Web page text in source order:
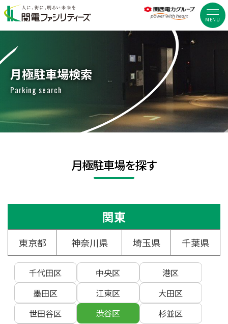
MENU
月極駐車場検索
Parking search
月極駐車場を探す
関東
東京都 神奈川県 埼玉県 千葉県
千代田区 中央区
港区
墨田区
江東区
大田区
世田谷区
渋谷区
杉並区